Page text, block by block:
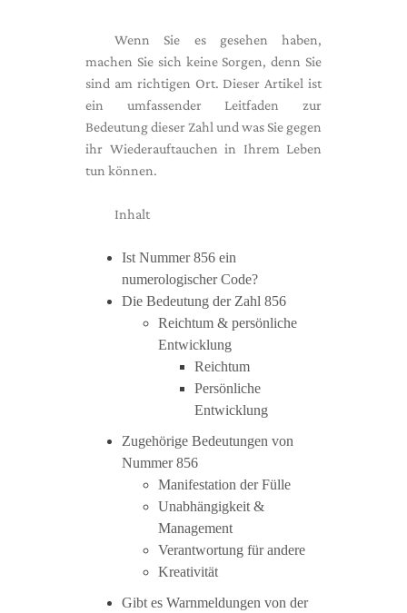
Wenn Sie es gesehen haben,
machen Sie sich keine Sorgen, denn Sie
sind am richtigen Ort. Dieser Artikel ist
ein umfassender Leitfaden zur
Bedeutung dieser Zahl und was Sie gegen
ihr Wiederauftauchen in Ihrem Leben
tun können.
Inhalt
Ist Nummer 856 ein
numerologischer Code?
Die Bedeutung der Zahl 856
Reichtum & persönliche
Entwicklung
Reichtum
Persönliche
Entwicklung
Zugehörige Bedeutungen von
Nummer 856
Manifestation der Fülle
Unabhängigkeit &
Management
Verantwortung für andere
Kreativität
Gibt es Warnmeldungen von der